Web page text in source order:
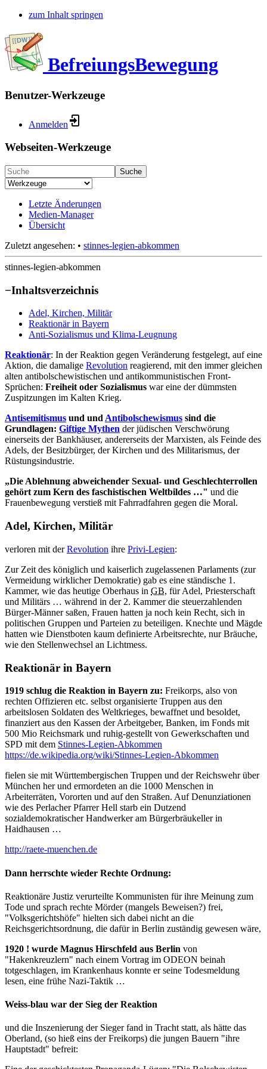
zum Inhalt springen
BefreiungsBewegung
Benutzer-Werkzeuge
Anmelden
Webseiten-Werkzeuge
Suche
Letzte Änderungen
Medien-Manager
Übersicht
Zuletzt angesehen: • stinnes-legien-abkommen
stinnes-legien-abkommen
−Inhaltsverzeichnis
Adel, Kirchen, Militär
Reaktionär in Bayern
Anti-Sozialismus und Klima-Leugnung
Reaktionär: In der Reaktion gegen Veränderung festgelegt, auf eine
Aktion, die damalige Revolution reagierend, mit den immer gleichen
alten antibolschewistischen und antikommunistischen Front-
Sprüchen: Freiheit oder Sozialismus war eine der dümmsten
Zuspitzungen im Kalten Krieg.
Antisemitismus und undAntibolschewismus sind die
Grundlagen: Giftige Mythen der jüdischen Verschwörung
einerseits der Bankhäuser, andererseits der Marxisten, als Feinde des
Adels, der Besitzbürger, der Kirchen und des Militarismus, der
Rüstungsindustrie.
„Die Ablehnung abweichender Sexual- und Geschlechterrollen
gehört zum Kern des faschistischen Weltbildes …" und die
Frauenbewegung verstieß mit Fahrradfahren gegen die Moral.
Adel, Kirchen, Militär
verloren mit derRevolution ihre Privi-Legien:
Zur Zeit des königlich und kaiserlich zugelassenen Parlaments (zur
Vermeidung wirklicher Demokratie) gab es eine ständische 1.
Kammer, wie das heutige Oberhaus in GB, für Adel, Priesterschaft
und Militärs … während in der 2. Kammer die steuerzahlenden
Bürger-Männer saßen, Frauen hatten ja noch kein Recht, sich in
politischen Gruppen und Parteien zu beteiligen. Knechte und Mägde
hatten wie Dienstboten kaum definierte Arbeitsrechte, nur Bräuche,
wie den Stellenwechsel an Lichtmess.
Reaktionär in Bayern
1919 schlug die Reaktion in Bayern zu: Freikorps, also von
rechten Offizieren etc. selbst organisierte Truppen aus den
arbeitslosen Soldaten des Weltkrieges, bewaffnet und besoldet,
finanziert aus den Kassen der Arbeitgeber, Banken, im Fonds mit
500 Mio Reichsmark und ruhig-gestellt von Gewerkschaften und
SPD mit dem Stinnes-Legien-Abkommen
https://de.wikipedia.org/wiki/Stinnes-Legien-Abkommen
fielen sie mit Württembergischen Truppen und der Reichswehr über
München her und ermordeten an die 1000 Menschen in
Arbeiterräten, Vororten und auf den Straßen. Auf Denunziationen
wie des Perlacher Pfarrer Hell starb ein Dutzend
sozialdemokratischer Handwerker am Bürgerbräukeller in
Haidhausen …
http://raete-muenchen.de
Dann herrschte wieder Rechte Ordnung:
Reaktionäre Justiz verurteilte Kommunisten für ihre Meinung zum
Tode und sprach rechte Mörder (mangels Beweisen?) frei,
"Volksgerichtshöfe" hielten sich dabei nicht an die
Reichsgerichtsordnung, die dafür in Berlin zuständig gewesen wäre,
1920 ! wurde Magnus Hirschfeld aus Berlin von
"Hakenkreuzlern" nach einem Vortrag im ODEON beinah
totgeschlagen, im Krankenhaus konnte er seine Todesmeldung
lesen, eine frühe Nazi-Taktik …
Weiss-blau war der Sieg der Reaktion
und die Inszenierung der Sieger fand in Tracht statt, als hätte das
Oberland, (so hieß eins der Freikorps) die jungen Bauern "ihre
Hauptstadt" befreit: